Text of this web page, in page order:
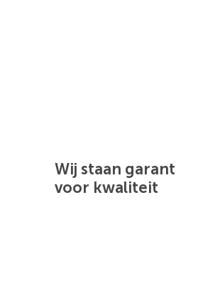
Wij staan garant
voor kwaliteit